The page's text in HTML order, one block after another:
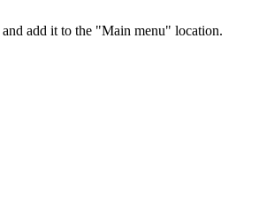
and add it to the "Main menu" location.